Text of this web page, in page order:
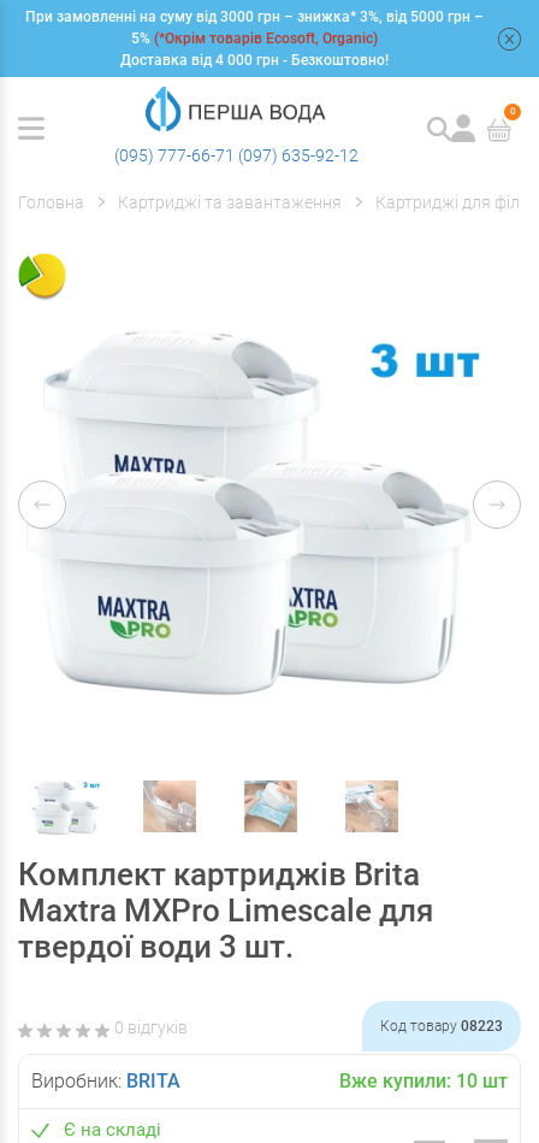
При замовленні на суму від 3000 грн – знижка* 3%, від 5000 грн –
5% (*Окрім товарів Ecosoft, Organic)
Доставка від 4 000 грн - Безкоштовно!
(095) 777-66-71 (097) 635-92-12
0
Головна Картриджі та завантаження Картриджі для
Комплект картриджів Brita
Maxtra MXPro Limescale для
твердої води 3 шт.
0 відгуків Код товару 08223
Виробник: BRITA Вже купили: 10 шт
Є на складі